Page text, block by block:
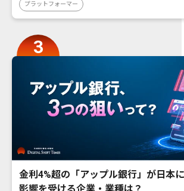
プラットフォーマー
金利4%超の「アップル銀行」が日本に